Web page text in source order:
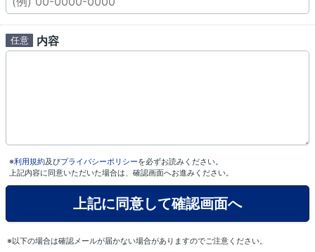
内容
※利用規約及びプライバシーポリシーを必ずお読みください。
上記内容に同意いただいた場合は、確認画面へお進みください。
※以下の場合は確認メールが届かない場合がありますのでご注意ください。